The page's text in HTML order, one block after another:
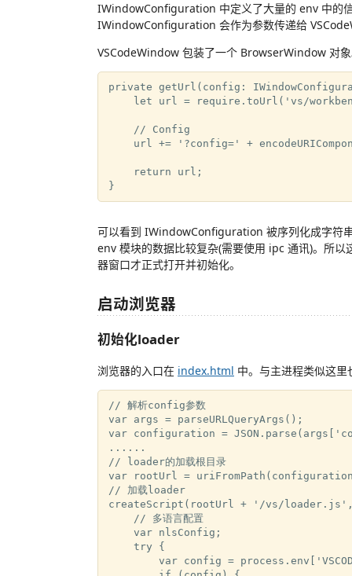
IWindowConfiguration 中定义了大量的 env 中的
IWindowConfiguration 会作为参数传递给
VSCodeWindow 包装了一个 BrowserWindow 对
private getUrl(config:
let url = require.toUrl('vs/
    // Config
url += '?config=' +
    return url;
可以看到 IWindowConfiguration 被序列化成字符
env 模块的数据比较复杂(需要使用 ipc 通讯)。所
器窗口才正式打开并初始化。
启动浏览器
初始化loader
浏览器的入口在 index.html 中。与主进程类似这
// 解析config参数
var args = parseURLQueryArgs();
var configuration =
......
// loader的加载根目录
var rootUrl =
// 加载loader
createScript(rootUrl + '/vs/
    // 多语言配置
    var nlsConfig;
    try {
var config =